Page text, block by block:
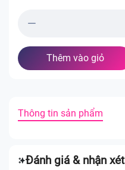
Thêm vào giỏ
Thông tin sản phẩm
Đánh giá & nhận xét